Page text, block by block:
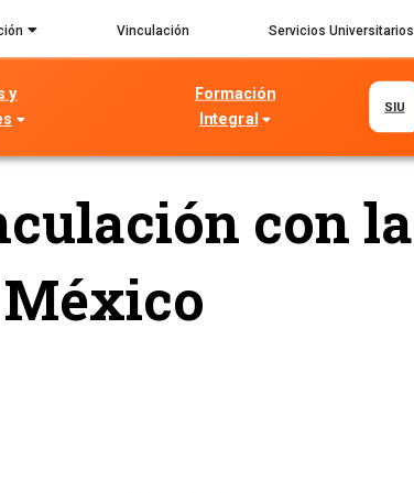
Vinculación Servicios Universitarios
y Formación
Integral
SIU
con la